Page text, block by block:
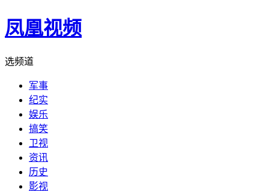
凤凰视频
选频道
军事
纪实
娱乐
搞笑
卫视
资讯
历史
影视